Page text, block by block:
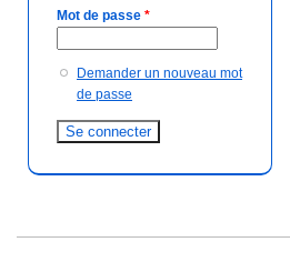
Mot de passe *
Demander un nouveau mot
de passe